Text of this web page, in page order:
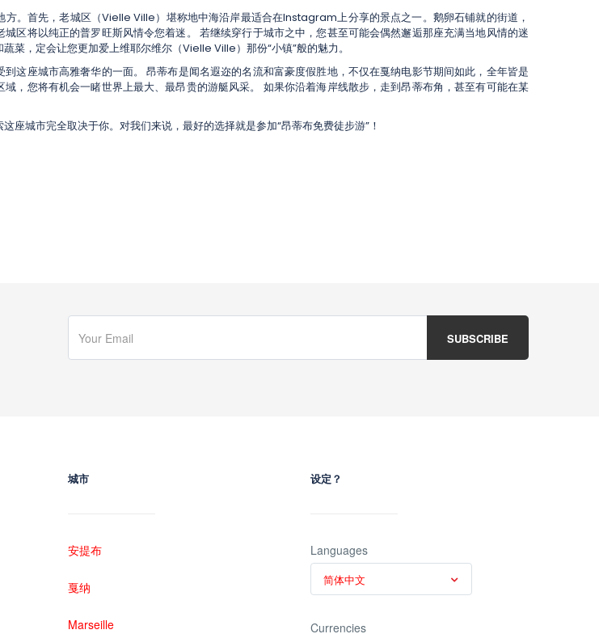
方。首先，老城区（Vielle Ville）堪称地中海沿岸最适合在Instagram上分享的景点之一。鹅卵石铺就的街道，
区将以纯正的普罗旺斯风情令您着迷。 若继续穿行于城市之中，您甚至可能会偶然邂逅那座充满当地风情的迷
菜，定会让您更加爱上维耶尔维尔（Vielle Ville）那份“小镇”般的魅力。
这座城市高雅奢华的一面。 昂蒂布是闻名遐迩的名流和富豪度假胜地，不仅在戛纳电影节期间如此，全年皆是
，您将有机会一睹世界上最大、最昂贵的游艇风采。 如果你沿着海岸线散步，走到昂蒂布角，甚至有可能在某
座城市完全取决于你。对我们来说，最好的选择就是参加“昂蒂布免费徒步游”！
城市
安提布
戛纳
Marseille
设定？
Languages
简体中文
Currencies